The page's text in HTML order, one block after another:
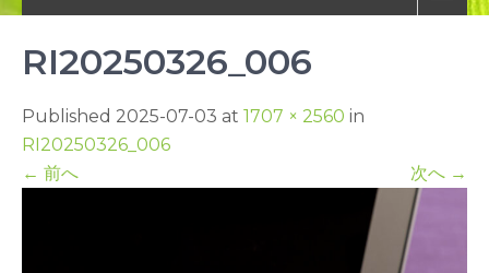
RI20250326_006
Published 2025-07-03 at 1707 × 2560 in
RI20250326_006
← 前へ 次へ →